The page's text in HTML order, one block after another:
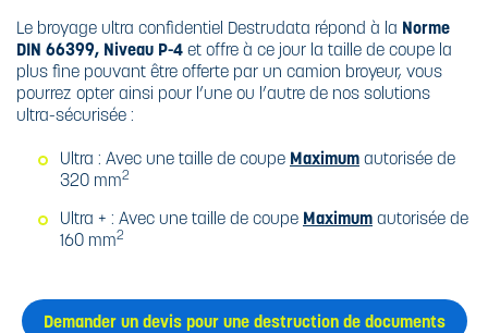
Le broyage ultra confidentiel Destrudata répond à la Norme
DIN 66399, Niveau P-4 et offre à ce jour la taille de coupe la
plus fine pouvant être offerte par un camion broyeur, vous
pourrez opter ainsi pour l’une ou l’autre de nos solutions
ultra-sécurisée :
Ultra : Avec une taille de coupe Maximum autorisée de
320 mm2
Ultra + : Avec une taille de coupe Maximum autorisée de
160 mm2
Demander un devis pour une destruction de documents